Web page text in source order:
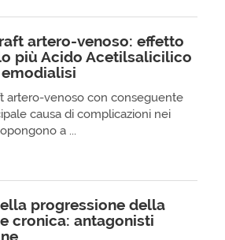
artero-venoso: effetto
più Acido Acetilsalicilico
artero-venoso con conseguente
causa di complicazioni nei
a ...
progressione della
cronica: antagonisti